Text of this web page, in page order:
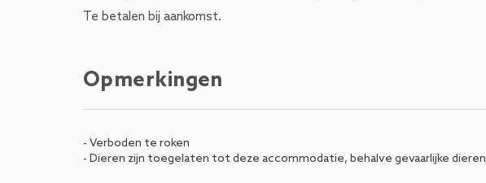
Te betalen bij aankomst.
Opmerkingen
- Verboden te roken
- Dieren zijn toegelaten tot deze accommodatie, behalve gevaarlijke dieren